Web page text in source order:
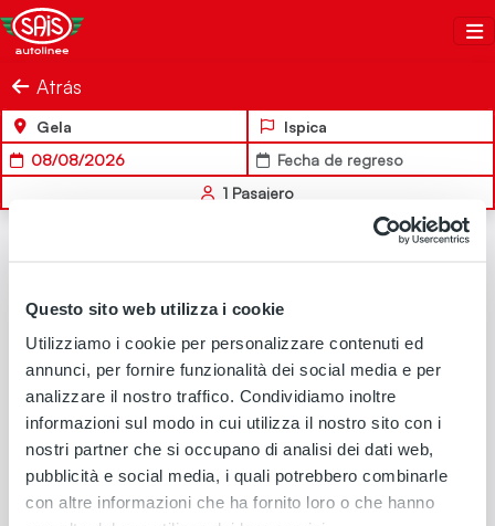
Questo sito web utilizza i cookie
Utilizziamo i cookie per personalizzare contenuti ed
annunci, per fornire funzionalità dei social media e per
analizzare il nostro traffico. Condividiamo inoltre
informazioni sul modo in cui utilizza il nostro sito con i
nostri partner che si occupano di analisi dei dati web,
pubblicità e social media, i quali potrebbero combinarle
con altre informazioni che ha fornito loro o che hanno
Salta al contenuto
Sais Autolinee
Atrás
Gela
Ispica
08/08/2026
Fecha de regreso
1 Pasajero
No hay soluciones de viaje disponibles para los criterios de
búsqueda seleccionados